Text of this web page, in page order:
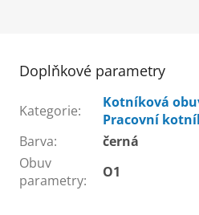
Doplňkové parametry
Kategorie:
Kotníková
Pracovní
Barva:
černá
Obuv
parametry: O1